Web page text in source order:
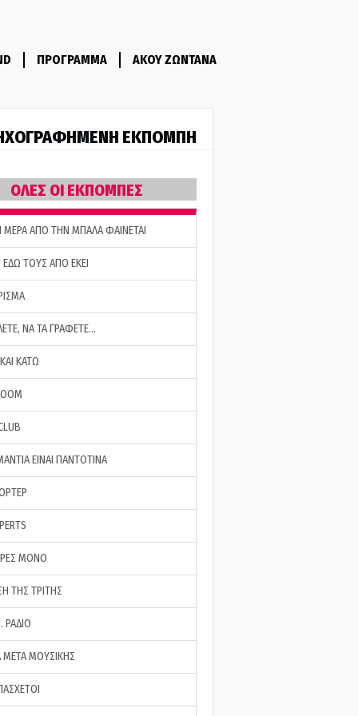
ΠΡΟΓΡΑΜΜΑ ΑΚΟΥ ΖΩΝΤΑΝΑ
ΕΚΠΟΜΠΗ
ΟΛΕΣ ΟΙ ΕΚΠΟΜΠΕΣ
ΜΕΡΑ ΑΠΟ ΤΗΝ ΜΠΑΛΑ ΦΑΙΝΕΤΑΙ
ΤΟΥΣ ΑΠΟ ΕΚΕΙ
ΝΑ ΤΑ ΓΡΑΦΕΤΕ…
ΚΑΤΩ
ΕΙΝΑΙ ΠΑΝΤΟΤΙΝΑ
ΜΟΝΟ
ΤΗΣ ΤΡΙΤΗΣ
ΡΑΔΙΟ
ΜΟΥΣΙΚΗΣ